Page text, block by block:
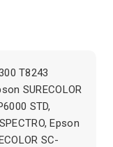
T8243
SURECOLOR
STD,
Epson
SC-